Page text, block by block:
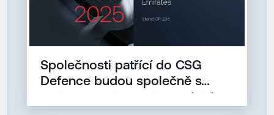
Společnosti patřící do CSG
Defence budou společně s
partnery vystavovat na veletrhu